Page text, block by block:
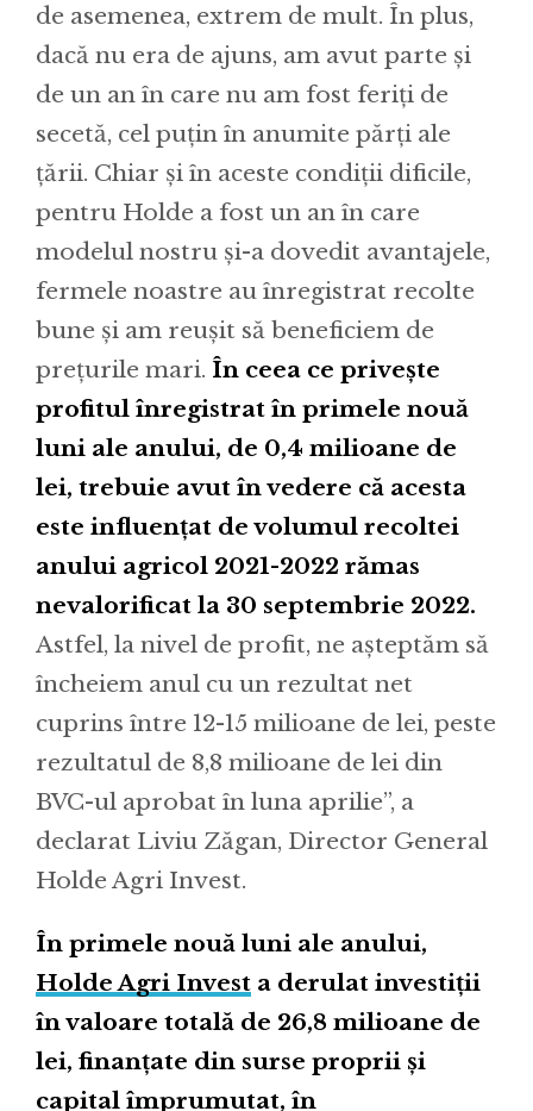
de asemenea, extrem de mult. În plus,
dacă nu era de ajuns, am avut parte și
de un an în care nu am fost feriți de
secetă, cel puțin în anumite părți ale
țării. Chiar și în aceste condiții dificile,
pentru Holde a fost un an în care
modelul nostru și-a dovedit avantajele,
fermele noastre au înregistrat recolte
bune și am reușit să beneficiem de
prețurile mari. În ceea ce privește
profitul înregistrat în primele nouă
luni ale anului, de 0,4 milioane de
lei, trebuie avut în vedere că acesta
este influențat de volumul recoltei
anului agricol 2021-2022 rămas
nevalorificat la 30 septembrie 2022.
Astfel, la nivel de profit, ne așteptăm să
încheiem anul cu un rezultat net
cuprins între 12-15 milioane de lei, peste
rezultatul de 8,8 milioane de lei din
BVC-ul aprobat în luna aprilie”, a
declarat Liviu Zăgan, Director General
Holde Agri Invest.
În primele nouă luni ale anului,
Holde Agri Invest a derulat investiții
în valoare totală de 26,8 milioane de
lei, finanțate din surse proprii și
capital împrumutat, în